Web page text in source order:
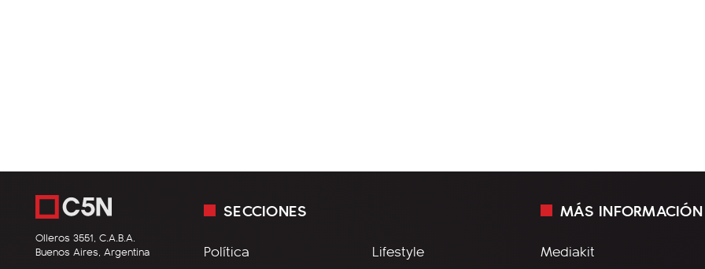
Olleros 3551, C.A.B.A.
Buenos Aires, Argentina
SECCIONES
Política
Lifestyle
MÁS INFORMACIÓN
Mediakit